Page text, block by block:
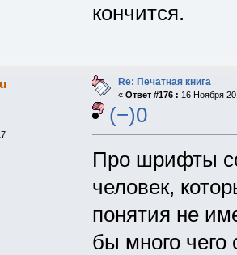
кончится.
Re: Печатная книга
« Ответ #176 : 16 Ноября
(−)0
Про шрифты
человек,
понятия не
бы много чего